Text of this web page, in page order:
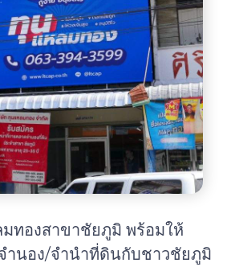
ทองสาขาชัยภูมิ พร้อมให้
ำนอง/จำนำที่ดินกับชาวชัยภูมิ